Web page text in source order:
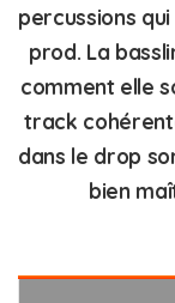
percussions
prod. La
comment elle
track
dans le drop
bien